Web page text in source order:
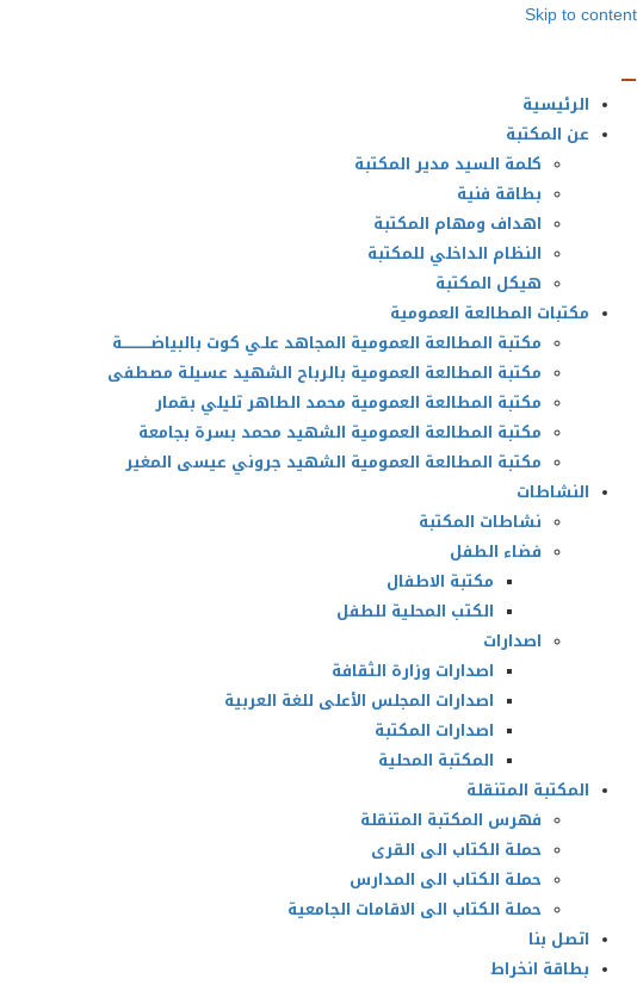
Skip to content
الرئيسية
عن المكتبة
كلمة السيد مدير المكتبة
بطاقة فنية
اهداف ومهام المكتبة
النظام الداخلي للمكتبة
هيكل المكتبة
مكتبات المطالعة العمومية
مكتبة المطالعة العمومية المجاهد علـي كوت بالبياضــــــــــــة
مكتبة المطالعة العمومية بالرباح الشهيد عسيلة مصطفى
مكتبة المطالعة العمومية محمد الطاهر تليلي بقمار
مكتبة المطالعة العمومية الشهيد محمد بسرة بجامعة
مكتبة المطالعة العمومية الشهيد جروني عيسى المغير
النشاطات
نشاطات المكتبة
فضاء الطفل
مكتبة الاطفال
الكتب المحلية للطفل
اصدارات
اصدارات وزارة الثقافة
اصدارات المجلس الأعلى للغة العربية
اصدارات المكتبة
المكتبة المحلية
المكتبة المتنقلة
فهرس المكتبة المتنقلة
حملة الكتاب الى القرى
حملة الكتاب الى المدارس
حملة الكتاب الى الاقامات الجامعية
اتصل بنا
بطاقة انخراط